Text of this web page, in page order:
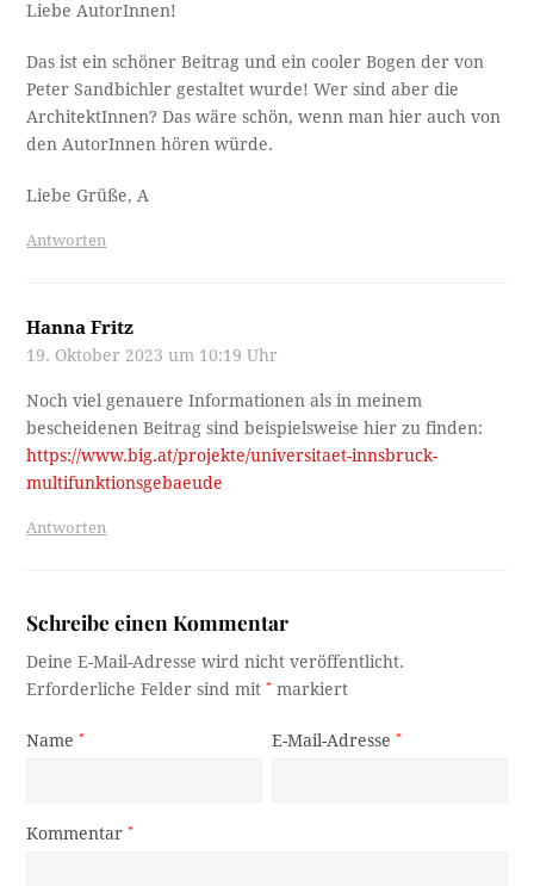
Liebe AutorInnen!
Das ist ein schöner Beitrag und ein cooler Bogen der von
Peter Sandbichler gestaltet wurde! Wer sind aber die
ArchitektInnen? Das wäre schön, wenn man hier auch von
den AutorInnen hören würde.
Liebe Grüße, A
Antworten
Hanna Fritz
19. Oktober 2023 um 10:19 Uhr
Noch viel genauere Informationen als in meinem
bescheidenen Beitrag sind beispielsweise hier zu finden:
https://www.big.at/projekte/universitaet-innsbruck-
multifunktionsgebaeude
Antworten
Schreibe einen Kommentar
Deine E-Mail-Adresse wird nicht veröffentlicht.
Erforderliche Felder sind mit* markiert
Name* E-Mail-Adresse*
Kommentar*